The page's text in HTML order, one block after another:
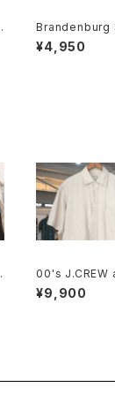
Brandenburg
cotton
wstring Bag
¥4,950
00's J.CREW
eige linen
¥9,900